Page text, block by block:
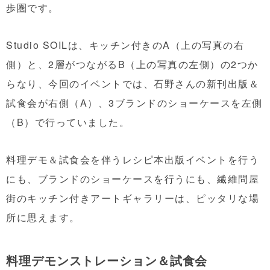
歩圏です。
Studio SOILは、キッチン付きのA（上の写真の右
側）と、2層がつながるB（上の写真の左側）の2つか
らなり、今回のイベントでは、石野さんの新刊出版＆
試食会が右側（A）、3ブランドのショーケースを左側
（B）で行っていました。
料理デモ＆試食会を伴うレシピ本出版イベントを行う
にも、ブランドのショーケースを行うにも、繊維問屋
街のキッチン付きアートギャラリーは、ピッタリな場
所に思えます。
料理デモンストレーション＆試食会